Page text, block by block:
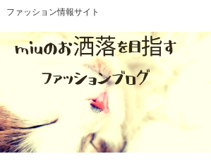
ファッション情報サイト